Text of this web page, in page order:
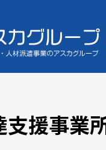
支援事業